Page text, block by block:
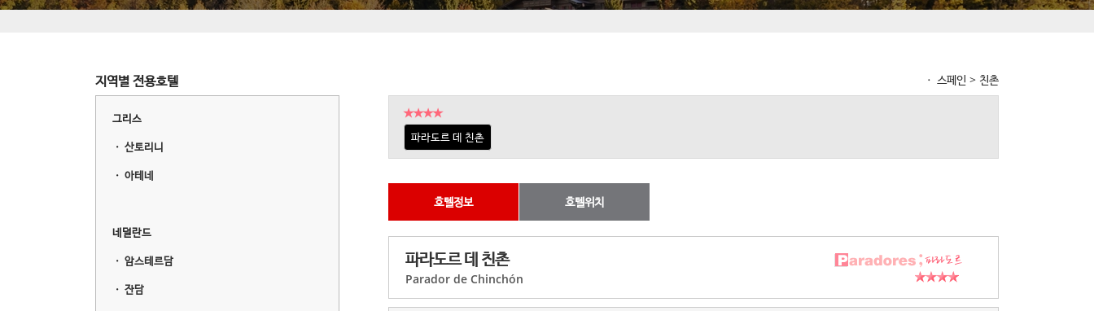
지역별 전용호텔 ㆍ 스페인 > 친촌
그리스
ㆍ 산토리니
ㆍ 아테네
네덜란드
ㆍ 암스테르담
ㆍ 잔담
★★★★
파라도르 데 친촌
호텔정보 호텔위치
파라도르 데 친촌
Parador de Chinchón